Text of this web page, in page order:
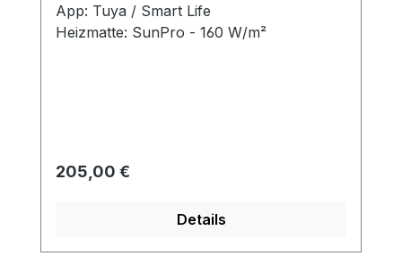
App: Tuya / Smart Life
Heizmatte: SunPro - 160 W/m²
Regulärer Preis:
205,00 €
Details